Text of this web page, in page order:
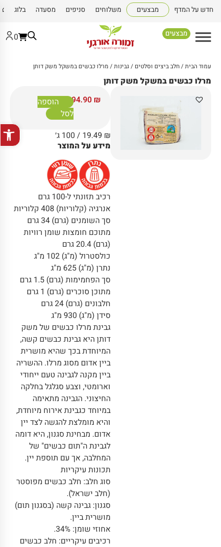
פתח
חדש על המדף מבצעים משלוחים סניפים מסעדה בלוג
מבצעים 0
עמוד הבית/חלב ביצים וסלטים / גבינות/ מרלו כבשים במשקל משק דותן
מרלו כבשים במשקל משק דותן
194.90 ₪
הוספה
לסל
19.49 ₪
/ 100 ג׳
מידע על המוצר
רכיב תזונתי ל-100 גרם
אנרגיה (קלוריות) 408 קלוריות
סך השומנים (גרם) 34 גרם
מתוכם חומצות שומן רוויות
(גרם) 20.4 גרם
כולסטרול (מ"ג) 102 מ"ג
נתרן (מ"ג) 625 מ"ג
סך הפחמימות (גרם) 1.5 גרם
מתוכן סוכרים (גרם) 1 גרם
חלבונים (גרם) 24 גרם
סידן (מ"ג) 930 מ"ג
גבינת מרלו כבשים של משק
דותן היא גבינת כבשים קשה,
המיוחדת בכך שהיא מושרית
ביין אדום מסוג מרלו. ההשריה
ביין מקנה לגבינה טעם ייחודי
וארומטי, וצבע סגלגל בחלקה
החיצוני. הגבינה מתאימה
במיוחד כגבינת אירוח מיוחדת,
והיא מומלצת להגשה לצד יין
אדום. מבחינת סגנון, היא דומה
לגבינת ה"תום כבשים" של
המחלבה, אך עם תוספת יין.
תכונות עיקריות
סוג חלב: חלב כבשים מפוסטר
(חלב ישראל).
סגנון: גבינה קשה (בסגנון תום)
מושרית ביין.
אחוזי שומן: 34%.
רכיבים עיקריים: חלב כבשים